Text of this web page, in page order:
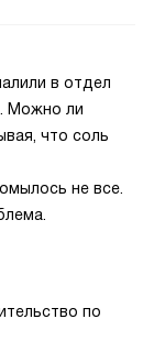
в отдел
Можно ли
что соль
не все.
по